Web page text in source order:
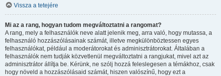
Vissza a tetejére
Mi az a rang, hogyan tudom megváltoztatni a rangomat?
A rang, mely a felhasználók neve alatt jelenik meg, arra való, hogy mutassa, a
felhasználó hozzászólásainak számát, illetve megkülönböztessen egyes
felhasználókat, például a moderátorokat és adminisztrátorokat. Általában a
felhasználók nem tudják közvetlenül megváltoztatni a rangjukat, mivel azt az
adminisztrátor állítja be. Kérünk, ne szólj hozzá feleslegesen a témákhoz, csak
hogy növeld a hozzászólásaid számát, hiszen valószínű, hogy ezt a